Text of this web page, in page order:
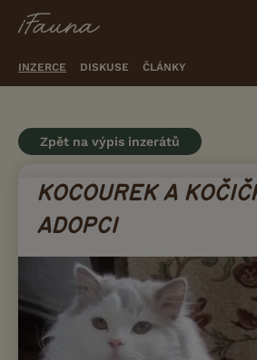
INZERCE DISKUSE ČLÁNKY
Zpět na výpis inzerátů
KOCOUREK A
ADOPCI